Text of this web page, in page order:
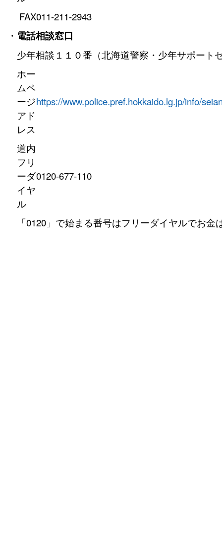
FAX011-211-2943
・ 電話相談窓口
少年相談１１０番（北海道警察・少年サポート
ホー
ムペ
ージ
アド
レス
https://www.police.pref.hokkaido.lg.jp/info/
道内
フリ
ーダ
イヤ
ル
0120-677-110
「0120」で始まる番号はフリーダイヤルでお